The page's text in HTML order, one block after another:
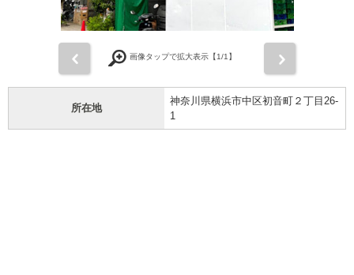
画像タップで拡大表示【1/1】
所在地
神奈川県横浜市中区初音町２丁目26-
1